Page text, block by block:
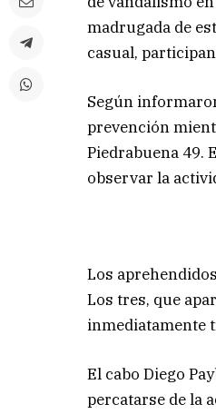
madrugada de
casual,
Según
prevención
Piedrabuena 49.
observar la
Los
Los tres, que
inmediatamente
El cabo Diego
percatarse de la